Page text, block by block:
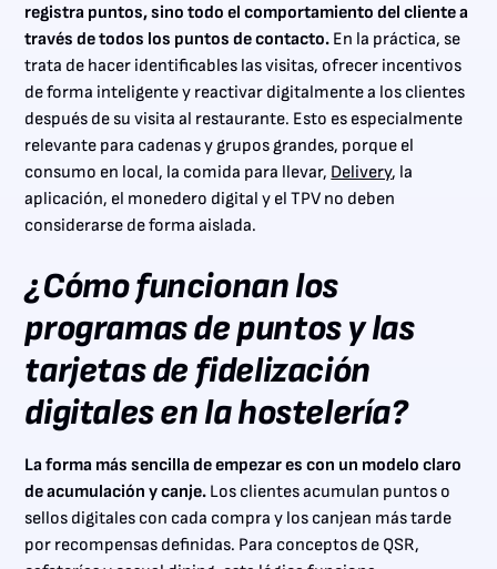
registra puntos, sino todo el comportamiento del cliente a
través de todos los puntos de contacto. En la práctica, se
trata de hacer identificables las visitas, ofrecer incentivos
de forma inteligente y reactivar digitalmente a los clientes
después de su visita al restaurante. Esto es especialmente
relevante para cadenas y grupos grandes, porque el
consumo en local, la comida para llevar, Delivery, la
aplicación, el monedero digital y el TPV no deben
considerarse de forma aislada.
¿Cómo funcionan los
programas de puntos y las
tarjetas de fidelización
digitales en la hostelería?
La forma más sencilla de empezar es con un modelo claro
de acumulación y canje. Los clientes acumulan puntos o
sellos digitales con cada compra y los canjean más tarde
por recompensas definidas. Para conceptos de QSR,